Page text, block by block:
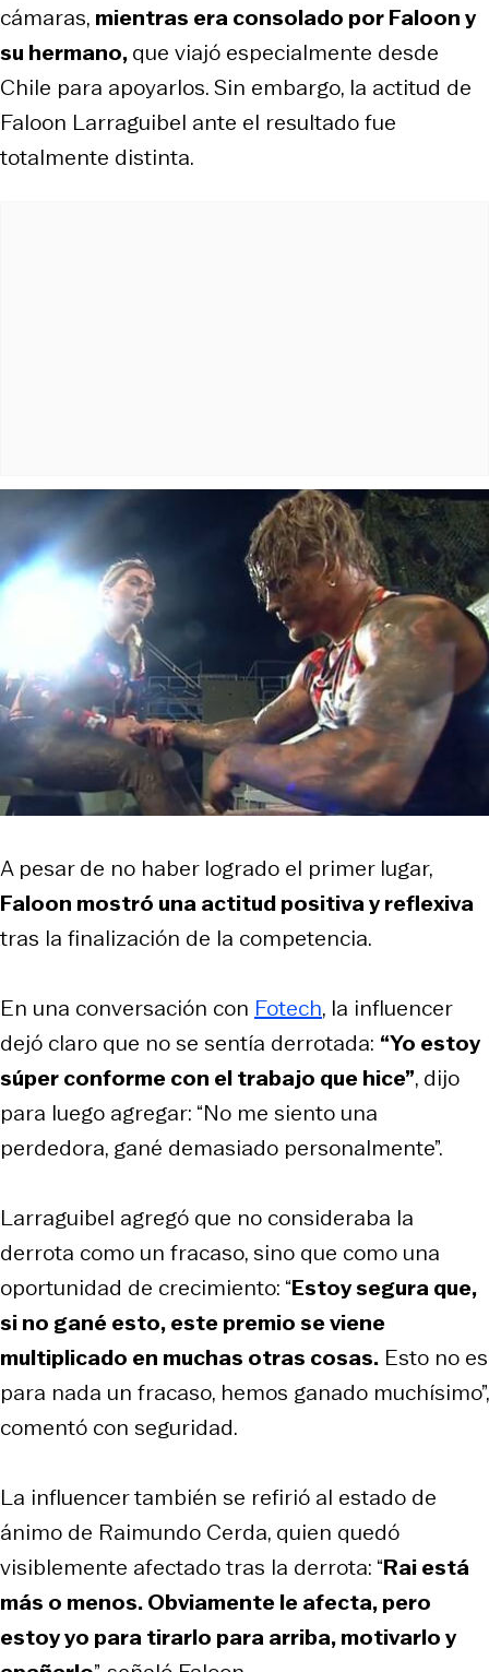
cámaras, mientras era consolado por Faloon y
su hermano,que viajó especialmente desde
Chile para apoyarlos. Sin embargo, la actitud de
Faloon Larraguibel ante el resultado fue
totalmente distinta.
A pesar de no haber logrado el primer lugar,
Faloon mostró una actitud positiva y reflexiva
tras la finalización de la competencia.
En una conversación con Fotech, la influencer
dejó claro que no se sentía derrotada: “Yo estoy
súper conforme con el trabajo que hice”, dijo
para luego agregar: “No me siento una
perdedora, gané demasiado personalmente”.
Larraguibel agregó que no consideraba la
derrota como un fracaso, sino que como una
oportunidad de crecimiento: “Estoy segura que,
si no gané esto, este premio se viene
multiplicado en muchas otras cosas. Esto no es
para nada un fracaso, hemos ganado muchísimo”,
comentó con seguridad.
La influencer también se refirió al estado de
ánimo de Raimundo Cerda, quien quedó
visiblemente afectado tras la derrota: “Rai está
más o menos. Obviamente le afecta, pero
estoy yo para tirarlo para arriba, motivarlo y